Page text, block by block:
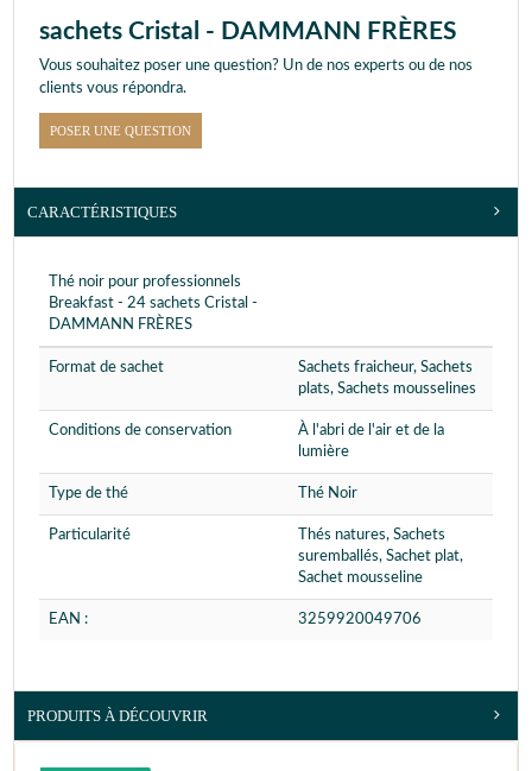
sachets Cristal - DAMMANN FRÈRES
Vous souhaitez poser une question? Un de nos experts ou de nos
clients vous répondra.
POSER UNE QUESTION
CARACTÉRISTIQUES
Thé noir pour professionnels
Breakfast - 24 sachets Cristal -
DAMMANN FRÈRES
Format de sachet
Sachets fraicheur, Sachets
plats, Sachets mousselines
Conditions de conservation
À l'abri de l'air et de la
lumière
Type de thé Thé Noir
Particularité
Thés natures, Sachets
suremballés, Sachet plat,
Sachet mousseline
EAN : 3259920049706
PRODUITS À DÉCOUVRIR